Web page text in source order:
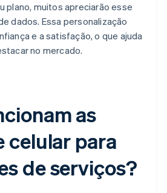
plano, muitos apreciarão esse
dados. Essa personalização
e a satisfação, o que ajuda
no mercado.
as
celular para
de serviços?